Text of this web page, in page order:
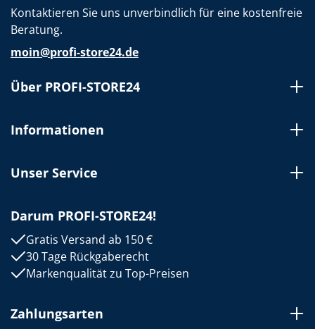
Kontaktieren Sie uns unverbindlich für eine kostenfreie
Beratung.
moin@profi-store24.de
Über PROFI-STORE24
Informationen
Unser Service
Darum PROFI-STORE24!
Gratis Versand ab 150 €
30 Tage Rückgaberecht
Markenqualität zu Top-Preisen
Zahlungsarten